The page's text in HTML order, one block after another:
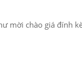
mời chào giá đính